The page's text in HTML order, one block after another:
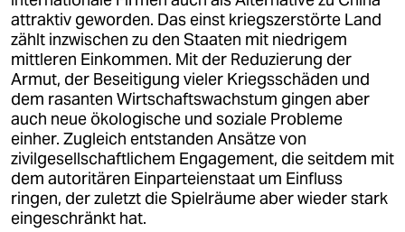
Einchecken im Hotel und Zeit zum Ausruhen
Besuch des Kriegsmuseums, das den Krieg
gegen die USA („Amerikanischer Krieg“) aus
offizieller vietnamesischer Perspektive zeigt
Sundowner-Begrüßungs-Cocktail mit Blick über
den Saigon River und Abendessen - mit
Erläuterungen des Reiseleiters zum Programm
3. Tag(Ho-Chi-Minh-City)
attraktiv geworden. Das einst kriegszerstörte Land
zählt inzwischen zu den Staaten mit niedrigem
mittleren Einkommen. Mit der Reduzierung der
Armut, der Beseitigung vieler Kriegsschäden und
dem rasanten Wirtschaftswachstum gingen aber
auch neue ökologische und soziale Probleme
einher. Zugleich entstanden Ansätze von
zivilgesellschaftlichem Engagement, die seitdem mit
dem autoritären Einparteienstaat um Einfluss
ringen, der zuletzt die Spielräume aber wieder stark
eingeschränkt hat.